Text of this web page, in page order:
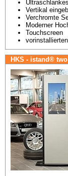
Vertikal
Verchromte
Moderner
Touchscreen
HKS - istand® two